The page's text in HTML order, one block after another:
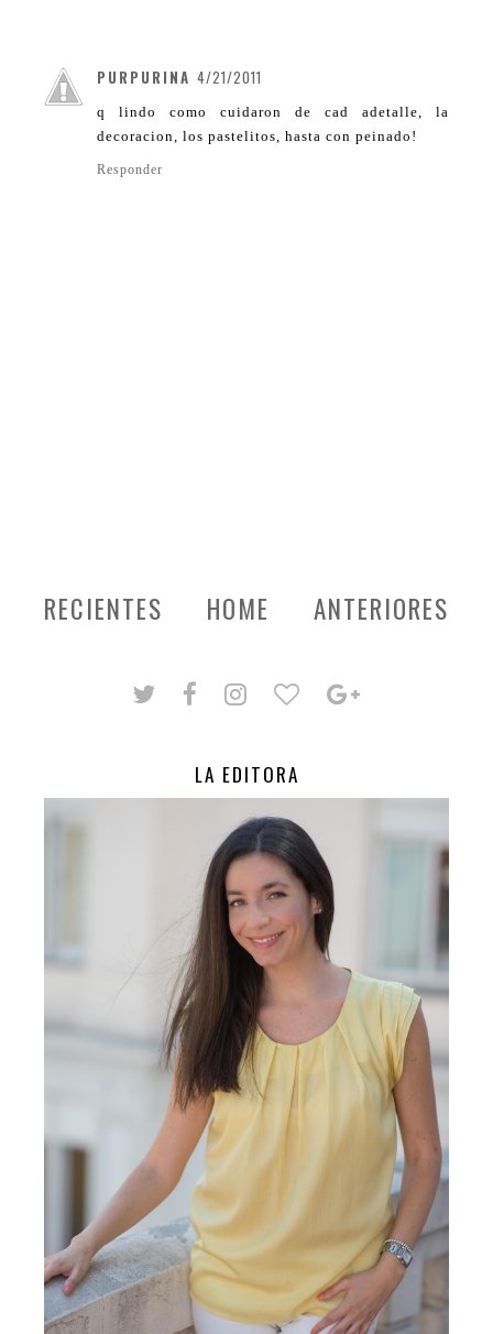
PURPURINA 4/21/2011
q lindo como cuidaron de cad adetalle, la
decoracion, los pastelitos, hasta con peinado!
Responder
RECIENTES ANTERIORES
HOME
LA EDITORA